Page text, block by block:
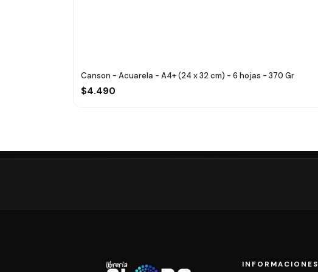
Canson - Acuarela - A4+ (24 x 32 cm) - 6 hojas - 370 Gr
$4.490
INFORMACIONES